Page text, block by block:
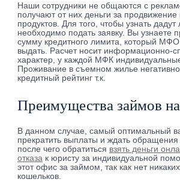
Наши сотрудники не общаются с
получают от них деньги за продвижение
продуктов. Для того, чтобы узнать
необходимо подать заявку. Вы узнаете
сумму кредитного лимита, который
выдать. Расчет носит информационно-
характер, у каждой МФК
Проживание в съемном жилье
кредитный рейтинг т.к.
Преимущества займов
В данном случае, самый оптимальный
прекратить выплаты и ждать обращения
после чего обратиться взять деньги
отказа к юристу за индивидуальной
этот офис за займом, так как нет
кошельков.